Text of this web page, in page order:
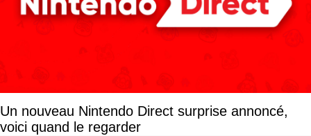
Un nouveau Nintendo Direct surprise annoncé,
voici quand le regarder